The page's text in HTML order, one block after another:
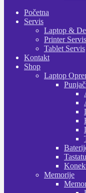
Početna
Servis
Laptop &
Printer Servis
Tablet Servis
Kontakt
Shop
Laptop
Memorije